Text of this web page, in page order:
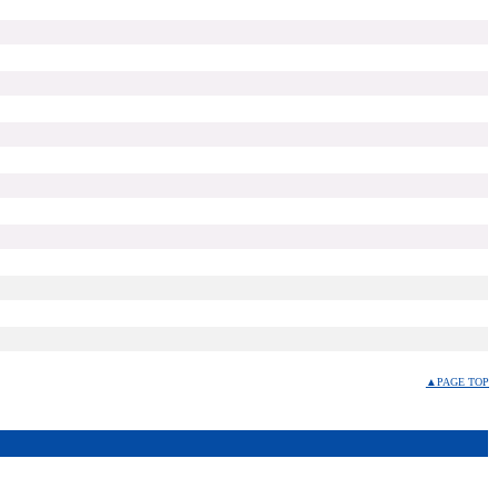
▲PAGE TOP